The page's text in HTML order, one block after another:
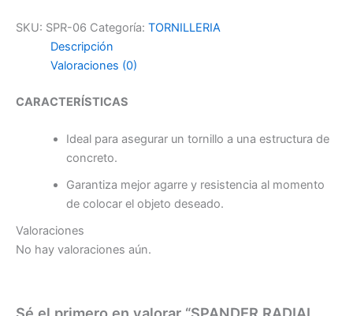
SKU: SPR-06 Categoría: TORNILLERIA
Descripción
Valoraciones (0)
CARACTERÍSTICAS
Ideal para asegurar un tornillo a una estructura de
concreto.
Garantiza mejor agarre y resistencia al momento
de colocar el objeto deseado.
Valoraciones
No hay valoraciones aún.